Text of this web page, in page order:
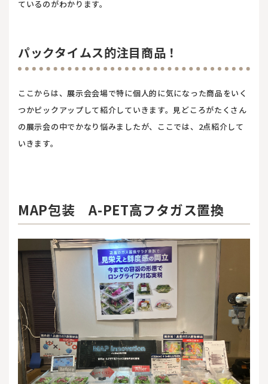
ているのがわかります。
パックタイムス的注目商品！
ここからは、展示会会場で特に個人的に気になった商品をいく
つかピックアップして紹介していきます。見どころがたくさん
の展示会の中でかなり悩みましたが、ここでは、2点紹介して
いきます。
MAP包装 A-PET高フタガス置換